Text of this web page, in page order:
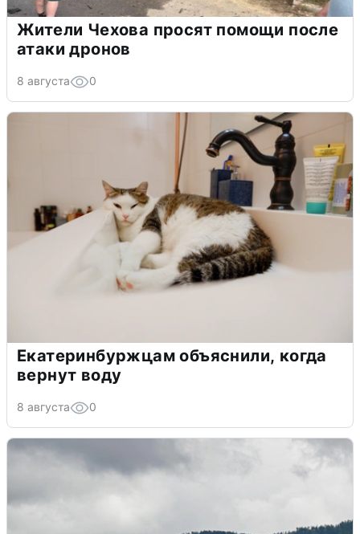
Жители Чехова просят помощи после
атаки дронов
8 августа 0
Екатеринбуржцам объяснили, когда
вернут воду
8 августа 0